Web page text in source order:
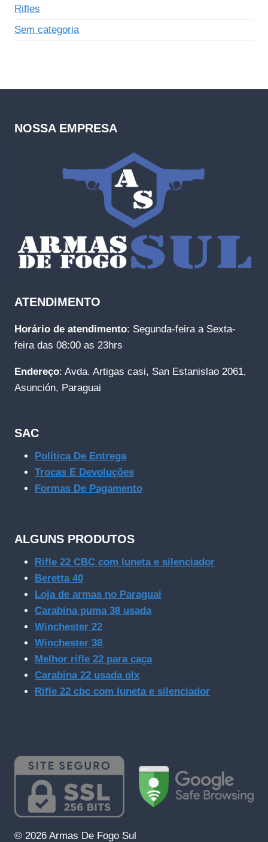
Rifles
Sem categoria
NOSSA EMPRESA
ATENDIMENTO
Horário de atendimento: Segunda-feira a Sexta-
feira das 08:00 as 23hrs
Endereço: Avda. Artigas casi, San Estanislao 2061,
Asunción, Paraguai
SAC
Política De Entrega
Trocas E Devoluções
Formas De Pagamento
ALGUNS PRODUTOS
Rifle 22 CBC com luneta e silenciador
Beretta 40
Loja de armas no Paraguai
Carabina puma 38 usada
Winchester 22
Winchester 38
Melhor rifle 22 para caça
Carabina 22 usada olx
Rifle 22 cbc com luneta e silenciador
© 2026 Armas De Fogo Sul